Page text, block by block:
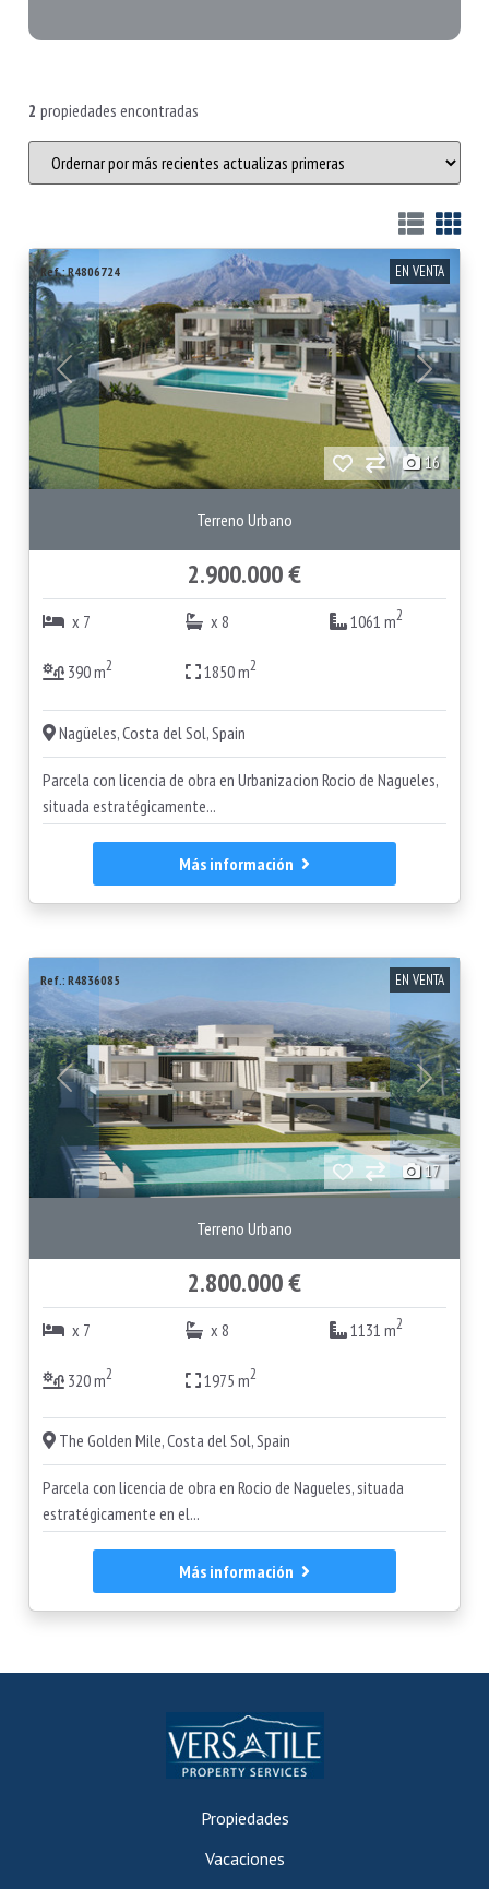
2 propiedades encontradas
Anterior Siguiente
Ref.: R4806724
16
EN VENTA
Terreno Urbano
2.900.000 €
x 7 x 8 1061 m2
390 m2 1850 m2
Nagüeles, Costa del Sol, Spain
Parcela con licencia de obra en Urbanizacion Rocio de Nagueles,
situada estratégicamente...
Más información
Anterior Siguiente
Ref.: R4836085
17
EN VENTA
Terreno Urbano
2.800.000 €
x 7 x 8 1131 m2
320 m2 1975 m2
The Golden Mile, Costa del Sol, Spain
Parcela con licencia de obra en Rocio de Nagueles, situada
estratégicamente en el...
Más información
Propiedades
Vacaciones